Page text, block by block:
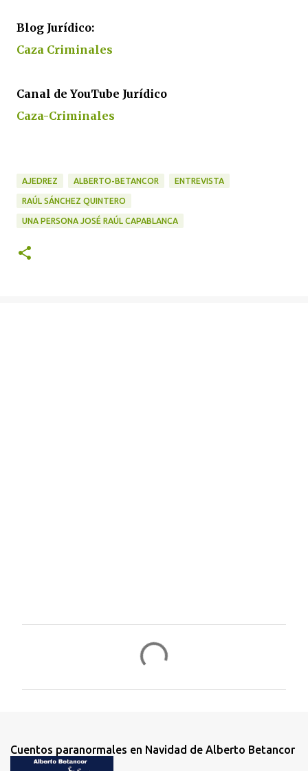
Blog Jurídico:
Caza Criminales
Canal de YouTube Jurídico
Caza-Criminales
AJEDREZ ALBERTO-BETANCOR ENTREVISTA
RAÚL SÁNCHEZ QUINTERO
UNA PERSONA JOSÉ RAÚL CAPABLANCA
Cuentos paranormales en Navidad de Alberto Betancor